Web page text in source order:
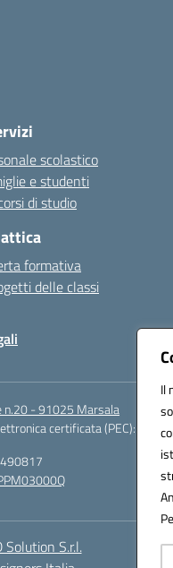
Il
scolastico
e studenti
di studio
formativa
delle classi
n.20 - 91025 Marsala
certificata (PEC):
S.r.l.